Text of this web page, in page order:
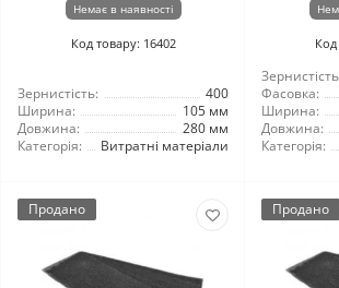
Немає в наявності
Код товару: 16402
Зернистість:
400
Ширина:
105 мм
Довжина:
280 мм
Категорія:
Витратні матеріали
Код
Фасовка:
Ширина:
Довжина:
Категорія:
Продано Продано